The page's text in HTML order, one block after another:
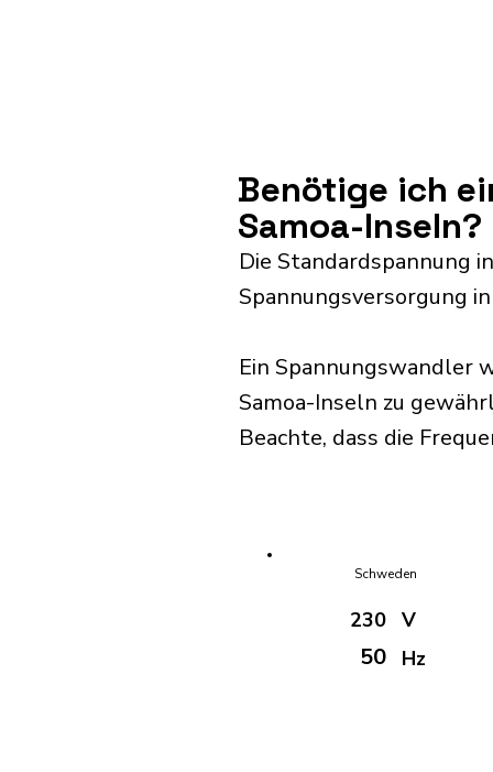
Benötige ich
Samoa-Inseln?
Die Standardspannung
Spannungsversorgung
Ein Spannungswandler
Samoa-Inseln zu
Beachte, dass die
Schweden
230
50
V
Hz